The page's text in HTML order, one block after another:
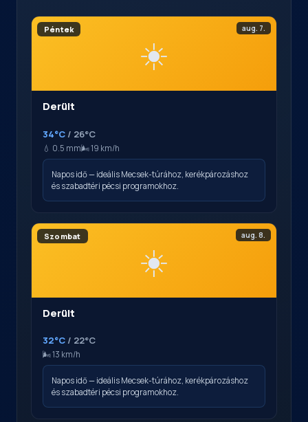
Péntek aug. 7.
☀️
Derült
34°C / 26°C
💧 0.5 mm🌬️ 19 km/h
Napos idő — ideális Mecsek-túrához, kerékpározáshoz
és szabadtéri pécsi programokhoz.
Szombat aug. 8.
☀️
Derült
32°C / 22°C
🌬️ 13 km/h
Napos idő — ideális Mecsek-túrához, kerékpározáshoz
és szabadtéri pécsi programokhoz.